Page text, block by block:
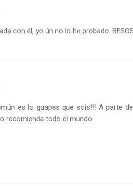
con él, yo ún no lo he probado.
es lo guapas que sois!!! A parte
recomienda todo el mundo.